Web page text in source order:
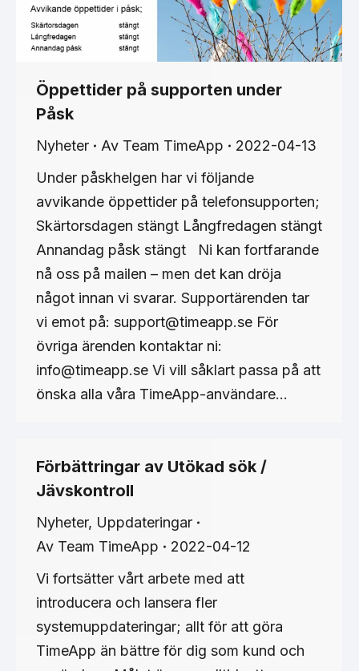
Öppettider på supporten under
Påsk
Nyheter Av Team TimeApp
2022-04-13
Under påskhelgen har vi följande
avvikande öppettider på telefonsupporten;
Skärtorsdagen stängt Långfredagen stängt
Annandag påsk stängt Ni kan fortfarande
nå oss på mailen – men det kan dröja
något innan vi svarar. Supportärenden tar
vi emot på: support@timeapp.se För
övriga ärenden kontaktar ni:
info@timeapp.se Vi vill såklart passa på att
önska alla våra TimeApp-användare…
Förbättringar av Utökad sök /
Jävskontroll
Nyheter, Uppdateringar
Av Team TimeApp
2022-04-12
Vi fortsätter vårt arbete med att
introducera och lansera fler
systemuppdateringar; allt för att göra
TimeApp än bättre för dig som kund och